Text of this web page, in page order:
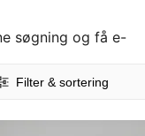
søgning og få e-
Filter & sortering